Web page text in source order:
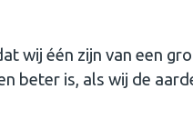
wij één zijn van een
beter is, als wij de